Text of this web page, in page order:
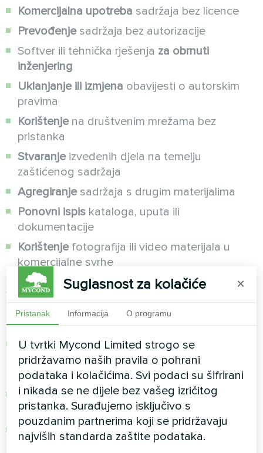
Komercijalna upotreba sadržaja bez licence
Prevođenjesadržaja bez autorizacije
Softver ili tehnička rješenja za obrnuti
inženjering
Uklanjanje ili izmjena obavijesti o autorskim
pravima
Korištenjena društvenim mrežama bez
pristanka
Stvaranjeizvedenih djela na temelju
zaštićenog sadržaja
Agregiranjesadržaja s drugim materijalima
Ponovni ispis kataloga, uputa ili
dokumentacije
Korištenjefotografija ili video materijala u
komercijalne svrhe
3. Posebna zaštita za specijalizirane materijale
Tehnička dokumentacija:
Priručnici za instalaciju, sheme instalacije i
tehnički crteži intelektualno su vlasništvo
tvrtke Aklima Polska
Kopiranje, redistribucija ili komercijalna
upotreba bez pismene dozvole je zabranjeno
Upotreba je dopuštena isključivo u svrhu
ugradnje proizvoda kupljenih od tvrtke Aklima
Suglasnost za kolačiće ×
Pristanak Informacija O programu
U tvrtki Mycond Limited strogo se
pridržavamo naših pravila o pohrani
podataka i kolačićima. Svi podaci su šifrirani
i nikada se ne dijele bez vašeg izričitog
pristanka. Surađujemo isključivo s
pouzdanim partnerima koji se pridržavaju
najviših standarda zaštite podataka.